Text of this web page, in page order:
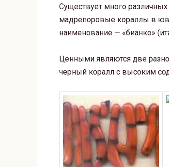
Существует много
мадрепоровые кораллы в
наименование — «бианко»
Ценными являются две
черный коралл с высоким